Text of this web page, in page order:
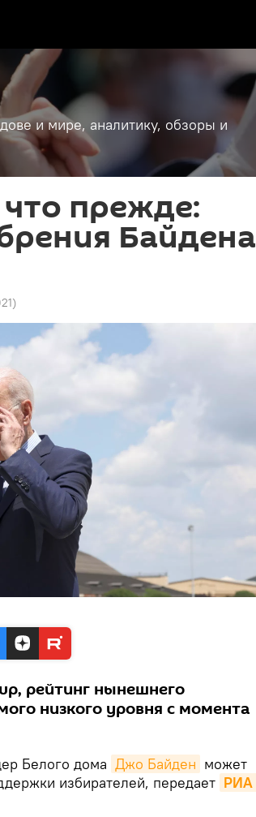
и мире, аналитику, обзоры и
прежде:
Байдена
)
рейтинг нынешнего
низкого уровня с момента
Белого дома Джо Байден может
избирателей, передает РИА